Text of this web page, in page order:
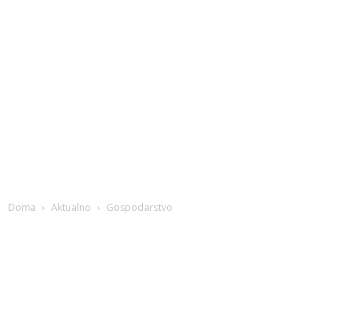
Doma Aktualno Gospodarstvo